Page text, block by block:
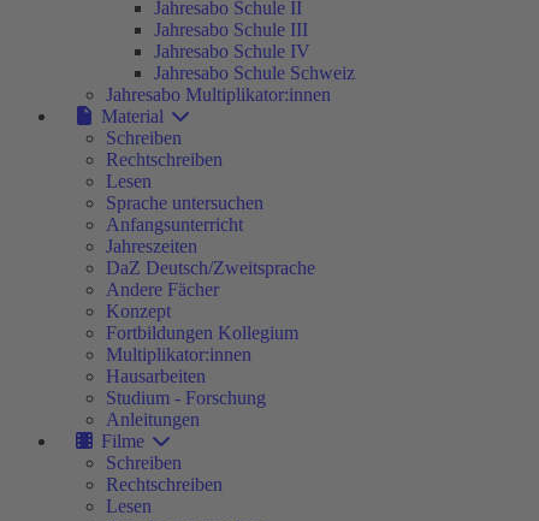
Jahresabo Schule II
Jahresabo Schule III
Jahresabo Schule IV
Jahresabo Schule Schweiz
Jahresabo Multiplikator:innen
Material
Schreiben
Rechtschreiben
Lesen
Sprache untersuchen
Anfangsunterricht
Jahreszeiten
DaZ Deutsch/Zweitsprache
Andere Fächer
Konzept
Fortbildungen Kollegium
Multiplikator:innen
Hausarbeiten
Studium - Forschung
Anleitungen
Filme
Schreiben
Rechtschreiben
Lesen